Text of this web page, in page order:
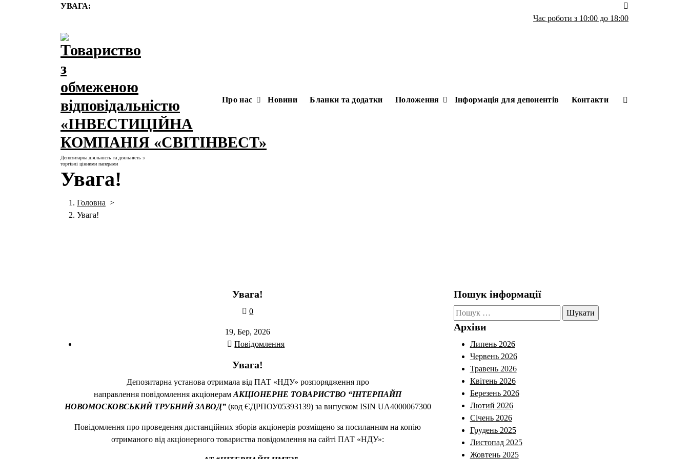
УВАГА:
Час роботи з 10:00 до 18:00
Депозитарна діяльність та діяльність з
торгівлі цінними паперами
Про нас Новини Бланки та додатки Положення Інформація для депонентів Контакти
Увага!
Головна >
Увага!
Увага!
0
19, Бер, 2026
Повідомлення
Увага!
Депозитарна установа отримала від ПАТ «НДУ» розпорядження про
направлення повідомлення акціонерамАКЦІОНЕРНЕ ТОВАРИСТВО “ІНТЕРПАЙП
НОВОМОСКОВСЬКИЙ ТРУБНИЙ ЗАВОД” (код ЄДРПОУ05393139) за випуском ISIN UA4000067300
Повідомлення про проведення дистанційних зборів акціонерів розміщено за посиланням на копію
отриманого від акціонерного товариства повідомлення на сайті ПАТ «НДУ»:
Пошук інформації
Пошук:
Архіви
Липень 2026
Червень 2026
Травень 2026
Квітень 2026
Березень 2026
Лютий 2026
Січень 2026
Грудень 2025
Листопад 2025
Жовтень 2025